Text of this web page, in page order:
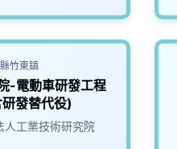
竹東鎮
-電動車研發工程
發替代役)
人工業技術研究院